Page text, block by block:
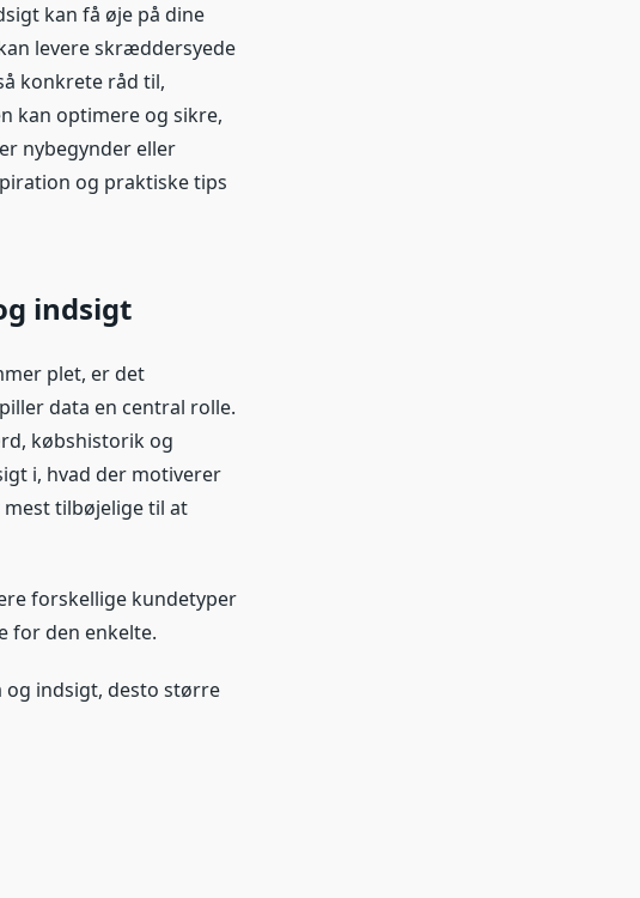
kan få øje på dine
levere skræddersyede
konkrete råd til,
kan optimere og sikre,
nybegynder eller
og praktiske tips
indsigt
plet, er det
data en central rolle.
købshistorik og
i, hvad der motiverer
tilbøjelige til at
forskellige kundetyper
for den enkelte.
og indsigt, desto større